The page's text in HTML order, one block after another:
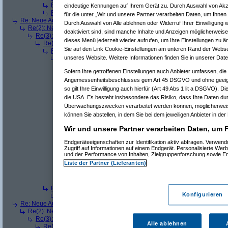
Re(5): Neue Auflösung: 5120x1600(Pervasiveam 11.07.2006,
Re(5): Neue Auflösung: 5120x1600(dizoam 11.07.2006,
Re: Neue Auflösung: 5120x1600(teletham 11.07.2006, 13:49:03)
Re(2): Neue Auflösung: 5120x1600
( Pervasive
am 11.07.2006,
Re(3): Neue Auflösung: 5120x1600(teleth am 11.07.2006, 13:49:42)
Re(4): Neue Auflösung: 5120x1600(Pervasiveam 11.07.2006,
Re(5): Neue Auflösung: 5120x1600(dizoam 11.07.2006,
Re(6): Neue Auflösung: 5120x1600(Pervasive am
Re(8): Neue Auflösung: 5120x1600(Pervasiveam
Re(9): Neue Auflösung: 5120x1600(dizoam
Re(10): Neue Auflösung: 5120x1600 (Pervasive
Re(11): Neue Auflösung: 5120x1600( dizoam
Re(12): Neue Auflösung: 5120x1600(phj
Re(13): Neue Auflösung: 5120x1600(
Re(14): Neue Auflösung: 5120x1600
Re(12): Neue Auflösung: 5120x1600(
Re(14): Neue Auflösung: 5120x1600(
Re(15): Neue Auflösung: 5120x1600
Re(16): Neue Auflösung:
Re(17): Neue Auflösung:
Re(5): Neue Auflösung: 5120x1600
Pervasiveam
Re: Neue Auflösung: 5120x1600
am 11.07.2006, 13:53:45)
Re(2): Neue Auflösung: 5120x1600
Re(3): Neue Auflösung: 5120x1600
Re(4): Neue Auflösung: 5120x1600
Pervasiveam 11.07.2006,
eindeutige Kennungen auf Ihrem Gerät zu. Durch Auswahl von
für die unter „Wir und unsere Partner verarbeiten Daten, um
Durch Auswahl von Alle ablehnen oder Widerruf Ihrer
deaktiviert sind, sind manche Inhalte und Anzeigen
dieses Menü jederzeit wieder aufrufen, um Ihre Einstellungen zu
Sie auf den Link Cookie-Einstellungen am unteren Rand der
unseres Website. Weitere Informationen finden Sie in unserer
Sofern Ihre getroffenen Einstellungen auch Anbieter umfassen,
Angemessenheitsbeschlusses gem Art 45 DSGVO und ohne
so gilt Ihre Einwilligung auch hierfür (Art 49 Abs 1 lit a DSGVO).
die USA. Es besteht insbesondere das Risiko, dass Ihre Daten
Überwachungszwecken verarbeitet werden können,
können Sie abstellen, in dem Sie bei dem jeweiligen Anbieter in
Wir und unsere Partner verarbeiten Daten, um
Endgeräteeigenschaften zur Identifikation aktiv abfragen.
Zugriff auf Informationen auf einem Endgerät. Personalisierte
und der Performance von Inhalten, Zielgruppenforschung sowie
Liste der Partner (Lieferanten)
Konfigurieren
Alle ablehnen